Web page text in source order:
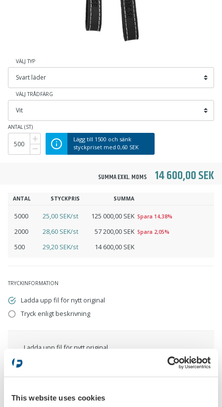
This website uses cookies
VÄLJ TYP
VÄLJ TRÅDFÄRG
ANTAL (ST)
Lägg till 1500 och sänk
styckpriset med 0,60 SEK
SUMMA EXKL. MOMS 14 600,00 SEK
ANTAL STYCKPRIS SUMMA
5000 25,00 SEK/st 125 000,00 SEK Spara 14,38%
2000 28,60 SEK/st 57 200,00 SEK Spara 2,05%
500 29,20 SEK/st 14 600,00 SEK
TRYCKINFORMATION
Ladda upp fil för nytt original
Tryck enligt beskrivning
Ladda upp fil för nytt original